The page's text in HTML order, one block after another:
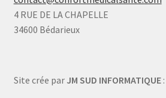
4 RUE DE LA CHAPELLE
34600 Bédarieux
Site crée par JM SUD INFORMATIQUE: